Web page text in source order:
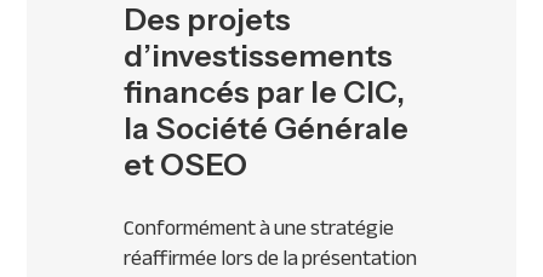
Des projets
d’investissements
financés par le CIC,
la Société Générale
et OSEO
Conformément à une stratégie
réaffirmée lors de la présentation